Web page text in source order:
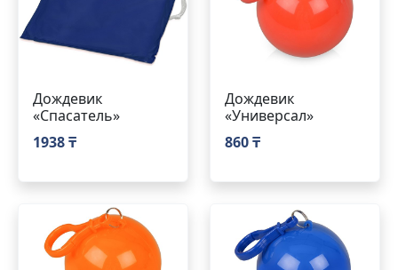
Дождевик
«Спасатель»
1938 ₸
Дождевик
«Универсал»
860 ₸